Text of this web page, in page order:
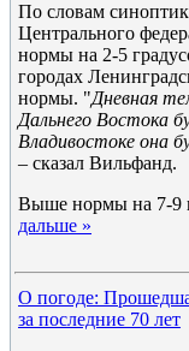
По словам
Центрального
нормы на 2-5
городах
нормы. "Дневная
Дальнего Востока
Владивостоке она
– сказал Вильфанд.
Выше нормы на 7-9
дальше »
О погоде:
за последние 70 лет